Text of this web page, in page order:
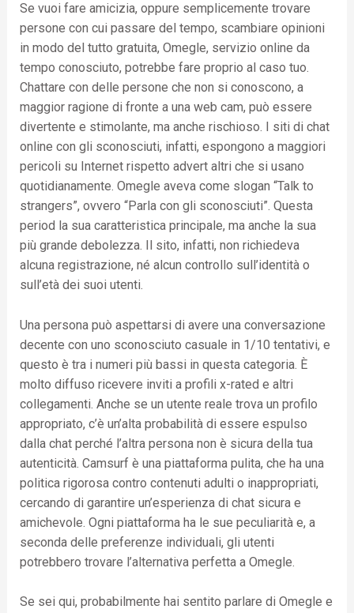
Se vuoi fare amicizia, oppure semplicemente trovare
persone con cui passare del tempo, scambiare opinioni
in modo del tutto gratuita, Omegle, servizio online da
tempo conosciuto, potrebbe fare proprio al caso tuo.
Chattare con delle persone che non si conoscono, a
maggior ragione di fronte a una web cam, può essere
divertente e stimolante, ma anche rischioso. I siti di chat
online con gli sconosciuti, infatti, espongono a maggiori
pericoli su Internet rispetto advert altri che si usano
quotidianamente. Omegle aveva come slogan “Talk to
strangers”, ovvero “Parla con gli sconosciuti”. Questa
period la sua caratteristica principale, ma anche la sua
più grande debolezza. Il sito, infatti, non richiedeva
alcuna registrazione, né alcun controllo sull’identità o
sull’età dei suoi utenti.
Una persona può aspettarsi di avere una conversazione
decente con uno sconosciuto casuale in 1/10 tentativi, e
questo è tra i numeri più bassi in questa categoria. È
molto diffuso ricevere inviti a profili x-rated e altri
collegamenti. Anche se un utente reale trova un profilo
appropriato, c’è un’alta probabilità di essere espulso
dalla chat perché l’altra persona non è sicura della tua
autenticità. Camsurf è una piattaforma pulita, che ha una
politica rigorosa contro contenuti adulti o inappropriati,
cercando di garantire un’esperienza di chat sicura e
amichevole. Ogni piattaforma ha le sue peculiarità e, a
seconda delle preferenze individuali, gli utenti
potrebbero trovare l’alternativa perfetta a Omegle.
Se sei qui, probabilmente hai sentito parlare di Omegle e